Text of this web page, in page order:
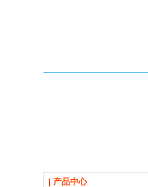
产品中心